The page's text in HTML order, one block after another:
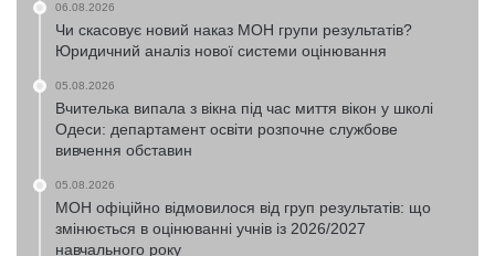
06.08.2026
Чи скасовує новий наказ МОН групи результатів?
Юридичний аналіз нової системи оцінювання
05.08.2026
Вчителька випала з вікна під час миття вікон у школі
Одеси: департамент освіти розпочне службове
вивчення обставин
05.08.2026
МОН офіційно відмовилося від груп результатів: що
змінюється в оцінюванні учнів із 2026/2027
навчального року